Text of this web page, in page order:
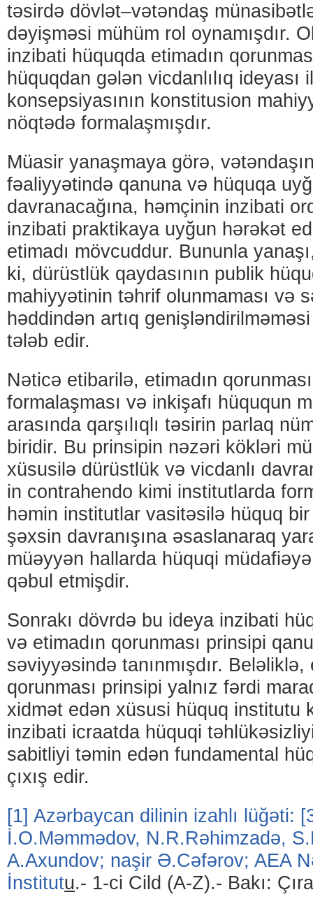
təsirdə dövlət–vətəndaş
dəyişməsi mühüm rol oynamışdır.
inzibati hüquqda etimadın
hüquqdan gələn vicdanlılıq ideyası
konsepsiyasının konstitusion
nöqtədə formalaşmışdır.
Müasir yanaşmaya görə,
fəaliyyətində qanuna və hüquqa
davranacağına, həmçinin inzibati
inzibati praktikaya uyğun hərəkət
etimadı mövcuddur. Bununla
ki, dürüstlük qaydasının publik
mahiyyətinin təhrif olunmaması və
həddindən artıq
tələb edir.
Nəticə etibarilə, etimadın
formalaşması və inkişafı hüququn
arasında qarşılıqlı təsirin parlaq
biridir. Bu prinsipin nəzəri kökləri
xüsusilə dürüstlük və vicdanlı
in contrahendo kimi institutlarda
həmin institutlar vasitəsilə hüquq
şəxsin davranışına əsaslanaraq
müəyyən hallarda hüquqi
qəbul etmişdir.
Sonrakı dövrdə bu ideya inzibati
və etimadın qorunması prinsipi
səviyyəsində tanınmışdır. Beləliklə,
qorunması prinsipi yalnız fərdi
xidmət edən xüsusi hüquq institutu
inzibati icraatda hüquqi
sabitliyi təmin edən fundamental
çıxış edir.
[1] Azərbaycan dilinin izahlı lüğəti:
İ.O.Məmmədov, N.R.Rəhimzadə,
A.Axundov; naşir Ə.Cəfərov; AEA
İnstitutu.- 1-ci Cild (A-Z).- Bakı: